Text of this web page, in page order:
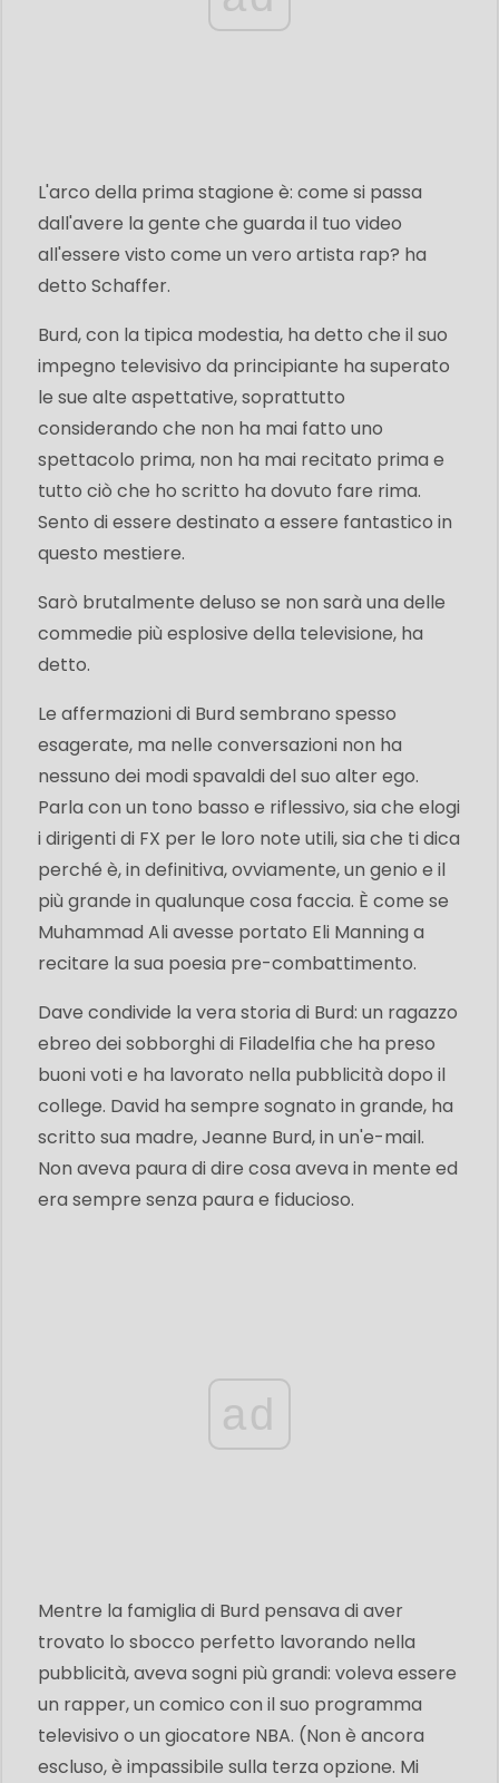
L'arco della prima stagione è: come si passa
dall'avere la gente che guarda il tuo video
all'essere visto come un vero artista rap? ha
detto Schaffer.
Burd, con la tipica modestia, ha detto che il suo
impegno televisivo da principiante ha superato
le sue alte aspettative, soprattutto
considerando che non ha mai fatto uno
spettacolo prima, non ha mai recitato prima e
tutto ciò che ho scritto ha dovuto fare rima.
Sento di essere destinato a essere fantastico in
questo mestiere.
Sarò brutalmente deluso se non sarà una delle
commedie più esplosive della televisione, ha
detto.
Le affermazioni di Burd sembrano spesso
esagerate, ma nelle conversazioni non ha
nessuno dei modi spavaldi del suo alter ego.
Parla con un tono basso e riflessivo, sia che elogi
i dirigenti di FX per le loro note utili, sia che ti dica
perché è, in definitiva, ovviamente, un genio e il
più grande in qualunque cosa faccia. È come se
Muhammad Ali avesse portato Eli Manning a
recitare la sua poesia pre-combattimento.
Dave condivide la vera storia di Burd: un ragazzo
ebreo dei sobborghi di Filadelfia che ha preso
buoni voti e ha lavorato nella pubblicità dopo il
college. David ha sempre sognato in grande, ha
scritto sua madre, Jeanne Burd, in un'e-mail.
Non aveva paura di dire cosa aveva in mente ed
era sempre senza paura e fiducioso.
ad
Mentre la famiglia di Burd pensava di aver
trovato lo sbocco perfetto lavorando nella
pubblicità, aveva sogni più grandi: voleva essere
un rapper, un comico con il suo programma
televisivo o un giocatore NBA. (Non è ancora
escluso, è impassibile sulla terza opzione. Mi